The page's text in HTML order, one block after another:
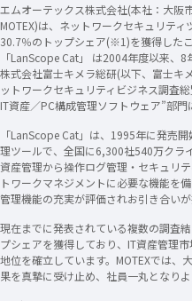
エムオーテックス株式会社(本社：大阪
MOTEX)は、ネットワークセキュリテ
30.7％のトップシェア(※1)を獲得した
「LanScope Cat」 は2004年度以来、
株式会社富士キメラ総研(以下、富士
ットワークセキュリティビジネス調査
IT資産／PC構成管理ソフトウェア”部門
「LanScope Cat」は、1995年に発売
理ツールで、全国に6,300社540万クラ
資産管理から操作ログ管理・セキュリ
トワークマネジメントに必要な機能を
管理機能の充実が評価されお引き合いが
現在までに発表されている複数の調査
プシェアを獲得しており、IT資産管理
地位を確立しています。MOTEXでは、
果を真摯に受け止め、社員一丸となり